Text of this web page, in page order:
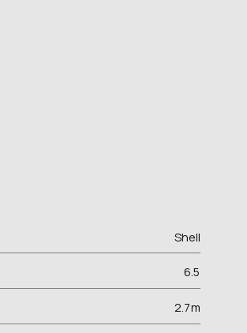
Shell
6.5
2.7m